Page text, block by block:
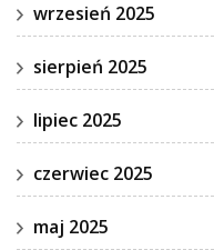
wrzesień 2025
sierpień 2025
lipiec 2025
czerwiec 2025
maj 2025